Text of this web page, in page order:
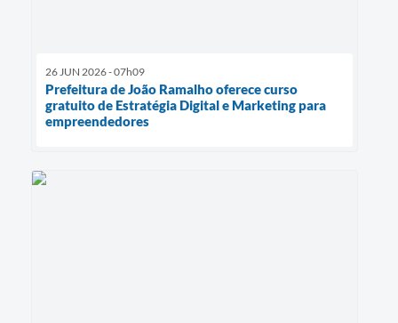
26 JUN 2026 - 07h09
Prefeitura de João Ramalho oferece curso
gratuito de Estratégia Digital e Marketing para
empreendedores